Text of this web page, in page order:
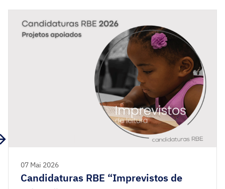
07 Mai 2026
Candidaturas RBE “Imprevistos de